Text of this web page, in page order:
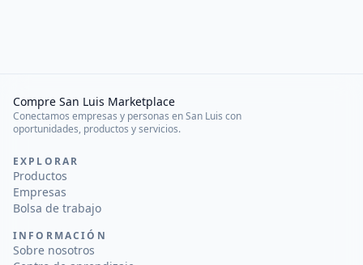
Compre San Luis Marketplace
Conectamos empresas y personas en San Luis con
oportunidades, productos y servicios.
EXPLORAR
Productos
Empresas
Bolsa de trabajo
INFORMACIÓN
Sobre nosotros